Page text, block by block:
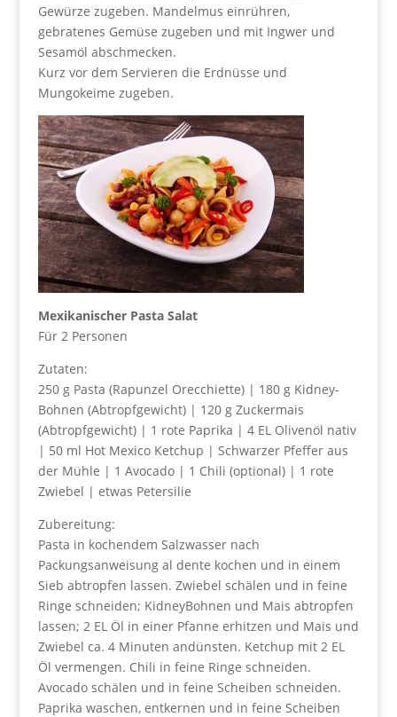
Gewürze zugeben. Mandelmus einrühren,
gebratenes Gemüse zugeben und mit Ingwer und
Sesamöl abschmecken.
Kurz vor dem Servieren die Erdnüsse und
Mungokeime zugeben.
Mexikanischer Pasta Salat
Für 2 Personen
Zutaten:
250 g Pasta (Rapunzel Orecchiette) | 180 g Kidney-
Bohnen (Abtropfgewicht) | 120 g Zuckermais
(Abtropfgewicht) | 1 rote Paprika | 4 EL Olivenöl nativ
| 50 ml Hot Mexico Ketchup | Schwarzer Pfeffer aus
der Mühle | 1 Avocado | 1 Chili (optional) | 1 rote
Zwiebel | etwas Petersilie
Zubereitung:
Pasta in kochendem Salzwasser nach
Packungsanweisung al dente kochen und in einem
Sieb abtropfen lassen. Zwiebel schälen und in feine
Ringe schneiden; KidneyBohnen und Mais abtropfen
lassen; 2 EL Öl in einer Pfanne erhitzen und Mais und
Zwiebel ca. 4 Minuten andünsten. Ketchup mit 2 EL
Öl vermengen. Chili in feine Ringe schneiden.
Avocado schälen und in feine Scheiben schneiden.
Paprika waschen, entkernen und in feine Scheiben